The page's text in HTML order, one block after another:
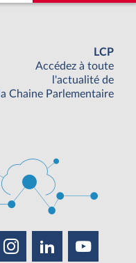
LCP
Accédez à toute
l'actualité de
la Chaine Parlementaire